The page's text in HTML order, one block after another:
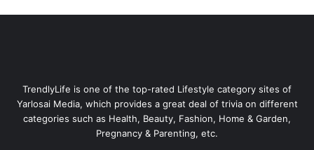
TrendlyLife is one of the top-rated Lifestyle category sites of
Yarlosai Media, which provides a great deal of trivia on different
categories such as Health, Beauty, Fashion, Home & Garden,
Pregnancy & Parenting, etc.